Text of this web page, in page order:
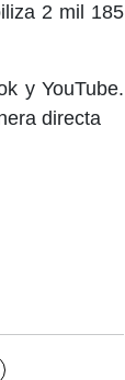
2 mil 185
y YouTube.
directa